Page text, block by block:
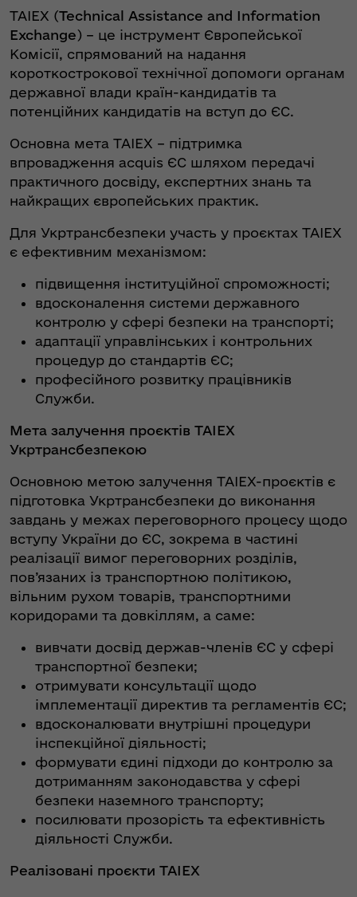
TAIEX (Technical Assistance and Information
Exchange) – це інструмент Європейської
Комісії, спрямований на надання
короткострокової технічної допомоги органам
державної влади країн-кандидатів та
потенційних кандидатів на вступ до ЄС.
Основна мета TAIEX – підтримка
впровадження acquis ЄС шляхом передачі
практичного досвіду, експертних знань та
найкращих європейських практик.
Для Укртрансбезпеки участь у проєктах TAIEX
є ефективним механізмом:
підвищення інституційної спроможності;
вдосконалення системи державного
контролю у сфері безпеки на транспорті;
адаптації управлінських і контрольних
процедур до стандартів ЄС;
професійного розвитку працівників
Служби.
Мета залучення проєктів TAIEX
Укртрансбезпекою
Основною метою залучення TAIEX-проєктів є
підготовка Укртрансбезпеки до виконання
завдань у межах переговорного процесу щодо
вступу України до ЄС, зокрема в частині
реалізації вимог переговорних розділів,
пов’язаних із транспортною політикою,
вільним рухом товарів, транспортними
коридорами та довкіллям, а саме:
вивчати досвід держав-членів ЄС у сфері
транспортної безпеки;
отримувати консультації щодо
імплементації директив та регламентів ЄС;
вдосконалювати внутрішні процедури
інспекційної діяльності;
формувати єдині підходи до контролю за
дотриманням законодавства у сфері
безпеки наземного транспорту;
посилювати прозорість та ефективність
діяльності Служби.
Реалізовані проєкти TAIEX